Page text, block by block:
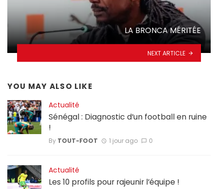
LA BRONCA MÉRITÉE
NEXT ARTICLE
YOU MAY ALSO LIKE
Actualité
Sénégal : Diagnostic d’un football en ruine
!
By TOUT-FOOT 1 jour ago 0
Actualité
Les 10 profils pour rajeunir l’équipe !